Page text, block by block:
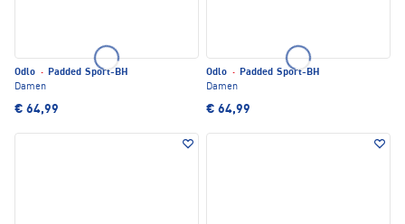
Odlo · Padded Sport-BH
Damen
€ 64,99
Odlo · Padded Sport-BH
Damen
€ 64,99